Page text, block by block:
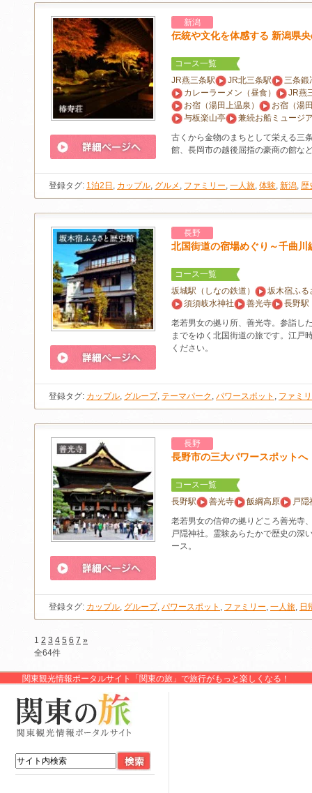
新潟
伝統や文化を体感する 新潟県
コース一覧
JR燕三条駅
JR北三条駅
三条鍛
カレーラーメン（昼食）
JR燕
お宿（湯田上温泉）
お宿（湯
与板楽山亭
兼続お船ミュージ
古くから金物のまちとして栄える三
館、長岡市の越後屈指の豪商の館な
登録タグ: 1泊2日 , カップル, グルメ , ファミリー, 一人旅, 体験, 新潟, 歴
長野
北国街道の宿場めぐり～千曲川
コース一覧
坂城駅（しなの鉄道）
坂木宿ふる
須須岐水神社
善光寺
長野駅
老若男女の拠り所、善光寺。参詣し
までをゆく北国街道の旅です。江戸
ください。
登録タグ: カップル, グループ, テーマパーク , パワースポット , ファミ
長野
長野市の三大パワースポットへ
コース一覧
長野駅
善光寺 飯綱高原
戸
老若男女の信仰の拠りどころ善光寺
戸隠神社。霊験あらたかで歴史の深
ース。
登録タグ: カップル, グループ, パワースポット , ファミリー, 一人旅, 日
1 2 3 4 5 6 7 »
全64件
関東観光情報ポータルサイト「関東の旅」で旅行がもっと楽しくなる！